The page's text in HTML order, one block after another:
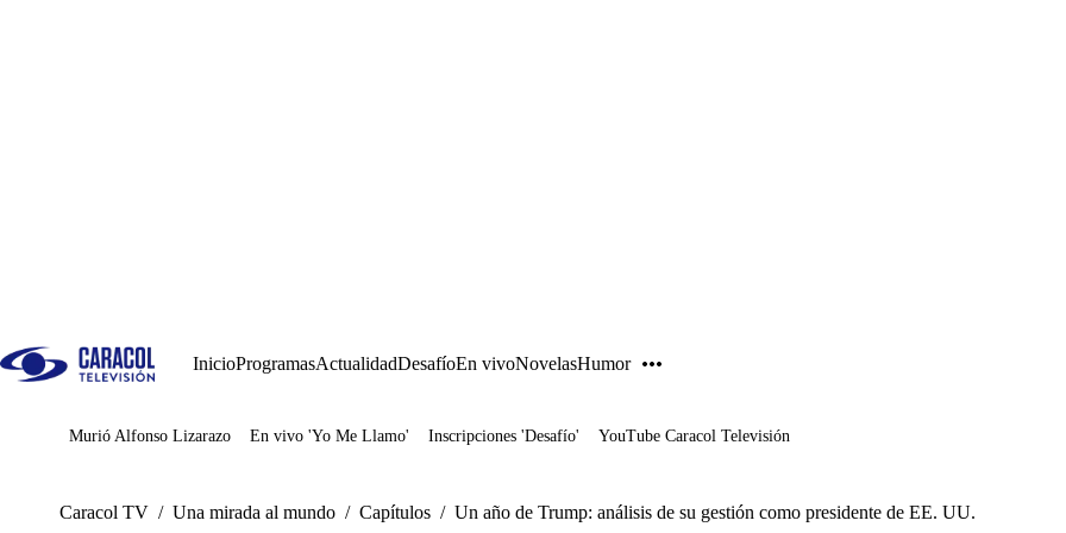
InicioProgramasActualidadDesafíoEn vivoNovelasHumor
Juegos
Murió Alfonso Lizarazo En vivo 'Yo Me Llamo' Inscripciones 'Desafío' YouTube Caracol Televisión
Caracol TV / Una mirada al mundo / Capítulos / Un año de Trump: análisis de su gestión como presidente de EE. UU.